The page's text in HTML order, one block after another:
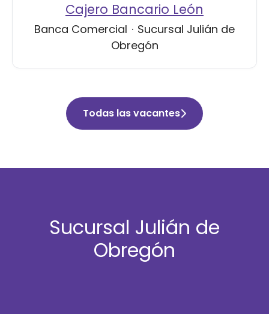
Cajero Bancario León
Banca Comercial · Sucursal Julián de
Obregón
Todas las vacantes
Sucursal Julián de
Obregón